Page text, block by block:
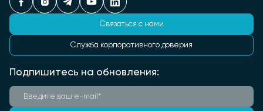
Связаться с нами
Служба корпоративного доверия
Подпишитесь на обновления: